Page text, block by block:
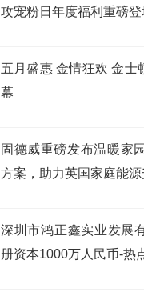
攻宠粉日年度福利重磅登
五月盛惠 金情狂欢 金士
幕
固德威重磅发布温暖家
方案，助力英国家庭能源
深圳市鸿正鑫实业发展
册资本1000万人民币-热